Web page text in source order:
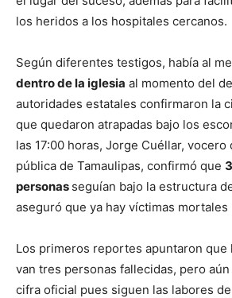
los heridos a los hospitales cercanos.
Según diferentes testigos, había al
dentro de la iglesia al momento del
autoridades estatales confirmaron la
que quedaron atrapadas bajo los
las 17:00 horas, Jorge Cuéllar, vocero
pública de Tamaulipas, confirmó que
personas seguían bajo la estructura
aseguró que ya hay víctimas
Los primeros reportes apuntaron que
van tres personas fallecidas, pero
cifra oficial pues siguen las labores